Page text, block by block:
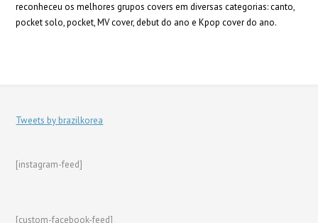
reconheceu os melhores grupos covers em diversas categorias: canto,
pocket solo, pocket, MV cover, debut do ano e Kpop cover do ano.
Tweets by brazilkorea
[instagram-feed]
[custom-facebook-feed]